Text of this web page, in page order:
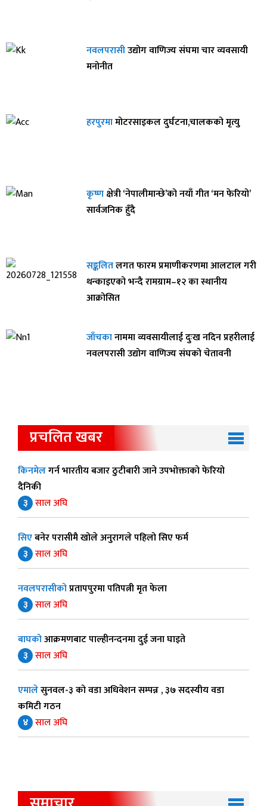
नवलपरासीउद्योग वाणिज्य संघमा चार व्यवसायी
मनोनीत
हरपुरमामोटरसाइकल दुर्घटना,चालकको मृत्यु
कृष्णक्षेत्री ‘नेपालीमान्छे’को नयाँ गीत ‘मन फेरियो’
सार्वजनिक हुँदै
सङ्कलितलगत फारम प्रमाणीकरणमा आलटाल गरी
थन्काइएको भन्दै रामग्राम–१२ का स्थानीय
आक्रोसित
जाँचकानाममा व्यवसायीलाई दुःख नदिन प्रहरीलाई
नवलपरासी उद्योग वाणिज्य संघको चेतावनी
प्रचलित खबर
किनमेलगर्न भारतीय बजार ठुटीबारी जाने उपभोक्ताको फेरियो
दैनिकी
३ साल अघि
सिएबनेर परासीमै खोले अनुरागले पहिलो सिए फर्म
३ साल अघि
नवलपरासीकोप्रतापपुरमा पतिपत्नी मृत फेला
३ साल अघि
बाघकोआक्रमणबाट पाल्हीनन्दनमा दुई जना घाइते
३ साल अघि
एमालेसुनवल-३ को वडा अधिवेशन सम्पन्न , ३७ सदस्यीय वडा
कमिटी गठन
४ साल अघि